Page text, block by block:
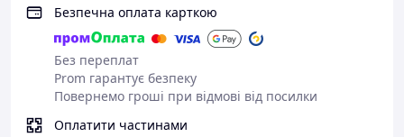
Безпечна оплата карткою
Без переплат
Prom гарантує безпеку
Повернемо гроші при відмові від посилки
Оплатити частинами